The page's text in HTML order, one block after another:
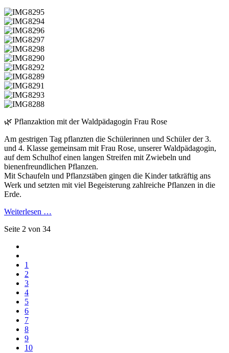
🌿 Pflanzaktion mit der Waldpädagogin Frau Rose
Am gestrigen Tag pflanzten die Schülerinnen und Schüler der 3.
und 4. Klasse gemeinsam mit Frau Rose, unserer Waldpädagogin,
auf dem Schulhof einen langen Streifen mit Zwiebeln und
bienenfreundlichen Pflanzen.
Mit Schaufeln und Pflanzstäben gingen die Kinder tatkräftig ans
Werk und setzten mit viel Begeisterung zahlreiche Pflanzen in die
Erde.
Weiterlesen …
Seite 2 von 34
1
2
3
4
5
6
7
8
9
10